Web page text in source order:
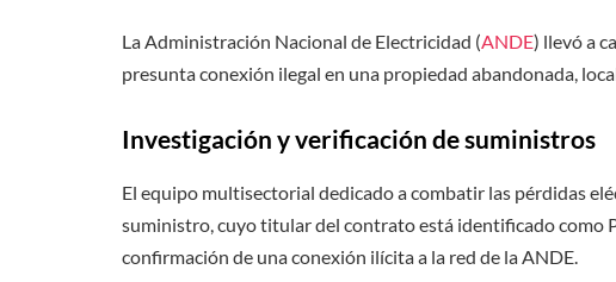
La Administración Nacional de Electricidad (ANDE) llevó a
presunta conexión ilegal en una propiedad abandonada,
Investigación y verificación de suministros
El equipo multisectorial dedicado a combatir las pérdidas
suministro, cuyo titular del contrato está identificado como
confirmación de una conexión ilícita a la red de la ANDE.